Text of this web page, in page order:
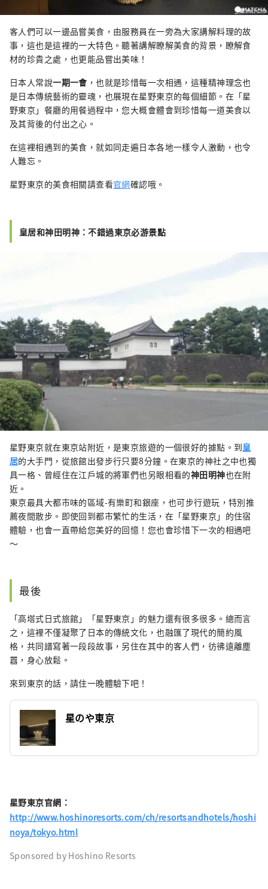
客人們可以一邊品嘗美食，由服務員在一旁為大家講解料理的故
事，這也是這裡的一大特色。聽著講解瞭解美食的背景，瞭解食
材的珍貴之處，也更能品嘗出美味！
日本人常說一期一會，也就是珍惜每一次相遇，這種精神理念也
是日本傳統藝術的靈魂，也展現在星野東京的每個細節。在「星
野東京」餐廳的用餐過程中，您大概會體會到珍惜每一道美食以
及其背後的付出之心。
在這裡相遇到的美食，就如同走遍日本各地一樣令人激動，也令
人難忘。
星野東京的美食相關請查看官網確認哦。
皇居和神田明神：不錯過東京必游景點
星野東京就在東京站附近，是東京旅遊的一個很好的據點。到皇
居的大手門，從旅館出發步行只要8分鐘。在東京的神社之中也獨
具一格、曾經住在江戶城的將軍們也另眼相看的神田明神也在附
近。
東京最具大都市味的區域-有樂町和銀座，也可步行遊玩，特別推
薦夜間散步。即使回到都市繁忙的生活，在「星野東京」的住宿
體驗，也會一直帶給您美好的回憶！您也會珍惜下一次的相遇吧
～
最後
「高塔式日式旅館」「星野東京」的魅力還有很多很多。總而言
之，這裡不僅凝聚了日本的傳統文化，也融匯了現代的簡約風
格，共同譜寫著一段段故事，另住在其中的客人們，彷彿遠離塵
囂，身心放鬆。
來到東京的話，請住一晚體驗下吧！
星のや東京
星野東京官網：
http://www.hoshinoresorts.com/ch/resortsandhotels/hoshi
noya/tokyo.html
Sponsored by Hoshino Resorts